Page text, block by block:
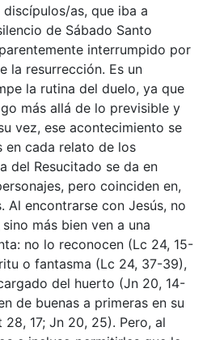
as, que iba a
de Sábado Santo
interrumpido por
la resurrección. Es un
la rutina del duelo, ya que
más allá de lo previsible y
vez, ese acontecimiento se
en cada relato de los
del Resucitado se da en
pero coinciden en,
Al encontrarse con Jesús, no
más bien ven a una
no lo reconocen (Lc 24, 15-
o fantasma (Lc 24, 37-39),
del huerto (Jn 20, 14-
de buenas a primeras en su
28, 17; Jn 20, 25). Pero, al